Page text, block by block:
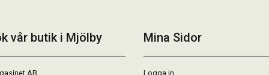
vår butik i Mjölby
AB
Mina Sidor
Logga in